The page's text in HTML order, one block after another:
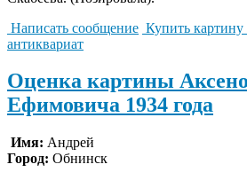
Написать сообщение Купить картину
антиквариат
Оценка картины
Ефимовича 1934 года
Имя: Андрей
Город: Обнинск